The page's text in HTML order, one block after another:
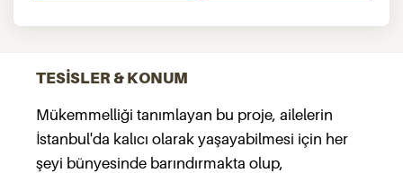
TESİSLER & KONUM
Mükemmelliği tanımlayan bu proje, ailelerin
İstanbul'da kalıcı olarak yaşayabilmesi için her
şeyi bünyesinde barındırmakta olup,